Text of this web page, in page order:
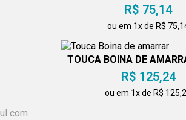
R$ 75,14
ou em 1x de R$
TOUCA BOINA DE
R$ 125,24
ou em 1x de R$